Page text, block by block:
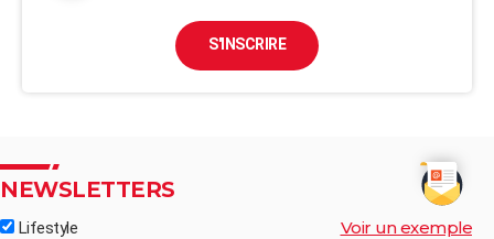
S'INSCRIRE
NEWSLETTERS
Lifestyle Voir un exemple